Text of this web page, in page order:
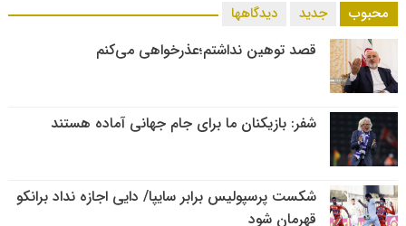
محبوب جدید دیدگاهها
قصد توهین نداشتم؛عذرخواهی می‌کنم
شفر: بازیکنان ما برای جام جهانی آماده هستند
شکست پرسپولیس برابر سایپا/ دایی اجازه نداد برانکو
قهرمان شود